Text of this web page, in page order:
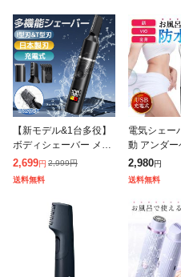
【新モデル&1台多役】
ボディシェーバー メン
ズシェーバー 髭剃り 電
動 LEDディスプレ メン
2,699円 2,999円
送料無料
電気シェー
動 アンダー
全身 フェイ
ー vライン
ムダ
2,980円
送料無料